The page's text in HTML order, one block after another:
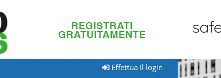
Effettua il login